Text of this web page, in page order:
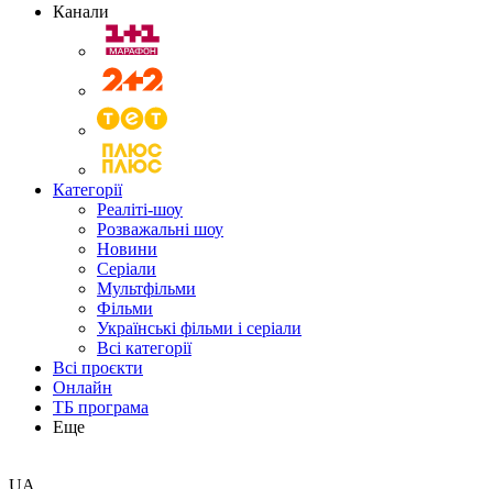
Канали
Категорії
Реаліті-шоу
Розважальні шоу
Новини
Серіали
Мультфільми
Фільми
Українські фільми і серіали
Всі категорії
Всі проєкти
Онлайн
ТБ програма
Еще
UA